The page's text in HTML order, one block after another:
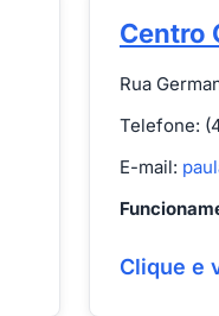
Centro
Rua
Telefone:
E-mail:
Clique e